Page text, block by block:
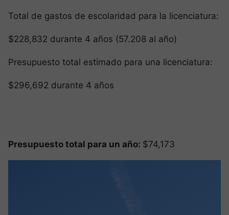
Total de gastos de escolaridad para la licenciatura:
$228,832 durante 4 años (57.208 al año)
Presupuesto total estimado para una licenciatura:
$296,692 durante 4 años
Presupuesto total para un año: $74,173